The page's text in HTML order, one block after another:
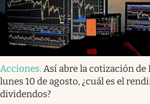
Acciones. Así abre la cotización de
lunes 10 de agosto, ¿cuál es el
dividendos?